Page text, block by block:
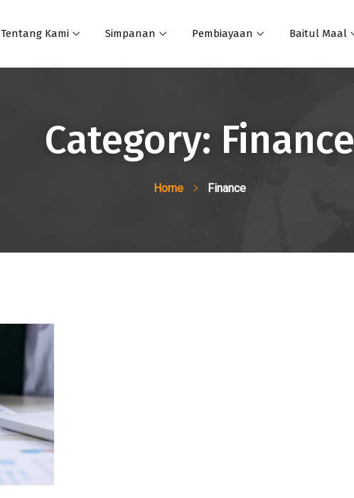
Tentang Kami Simpanan Pembiayaan Baitul Maal
Category: Finance
Home Finance